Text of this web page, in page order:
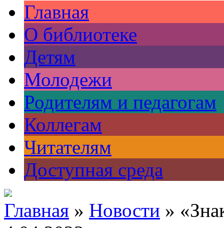
Главная
О библиотеке
Детям
Молодежи
Родителям и педагогам
Коллегам
Читателям
Доступная среда
Главная » Новости »